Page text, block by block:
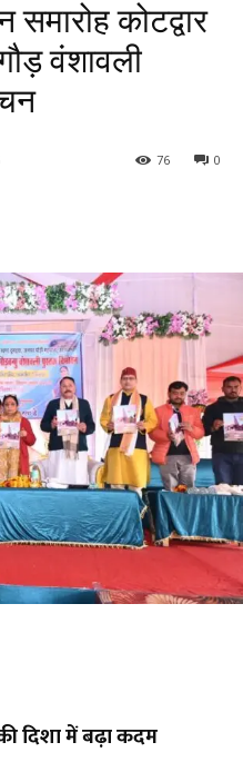
कोटद्वार
वंशावली
0
76
दिशा में बढ़ा कदम